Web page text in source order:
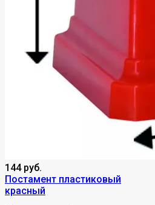
144 руб.
Постамент пластиковый
красный